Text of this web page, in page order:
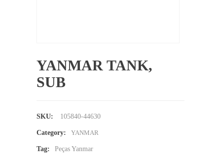
YANMAR TANK,
SUB
SKU: 105840-44630
Category: YANMAR
Tag: Peças Yanmar